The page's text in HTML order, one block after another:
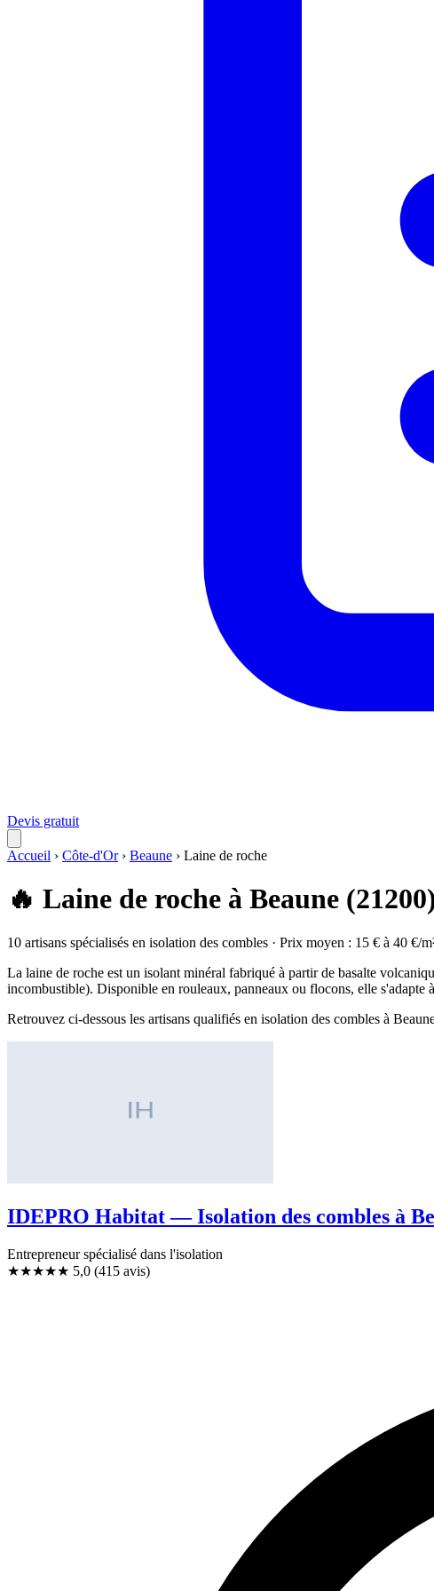
Devis gratuit
Accueil › Côte-d'Or › Beaune › Laine de roche
🔥 Laine de roche à Beaune
10 artisans spécialisés en isolation des combles · Prix moyen : 15 € à 40 €/
La laine de roche est un isolant minéral fabriqué à partir de basalte
incombustible). Disponible en rouleaux, panneaux ou flocons, elle s'adapte
Retrouvez ci-dessous les artisans qualifiés en isolation des combles à
IDEPRO Habitat — Isolation des combles à
Entrepreneur spécialisé dans l'isolation
★★★★★ 5,0 (415 avis)